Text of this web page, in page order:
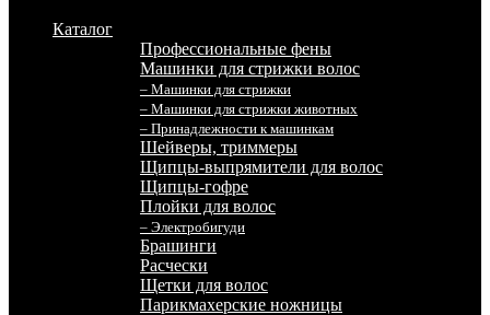
Каталог
Профессиональные фены
Машинки для стрижки волос
– Машинки для стрижки
– Машинки для стрижки животных
– Принадлежности к машинкам
Шейверы, триммеры
Щипцы-выпрямители для волос
Щипцы-гофре
Плойки для волос
– Электробигуди
Брашинги
Расчески
Щетки для волос
Парикмахерские ножницы